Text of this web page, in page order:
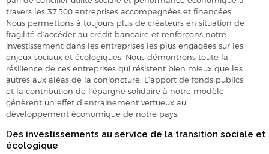
travers les 37 500 entreprises accompagnées et financées.
Nous permettons à toujours plus de créateurs en situation de
fragilité d’accéder au crédit bancaire et renforçons notre
investissement dans les entreprises les plus engagées sur les
enjeux sociaux et écologiques. Nous démontrons toute la
résilience de ces entreprises qui résistent bien mieux que les
autres aux aléas de la conjoncture. L’apport de fonds publics
et la contribution de l’épargne solidaire à notre modèle
génèrent un effet d’entrainement vertueux au
développement économique de notre pays.
Des investissements au service de la transition sociale et
écologique